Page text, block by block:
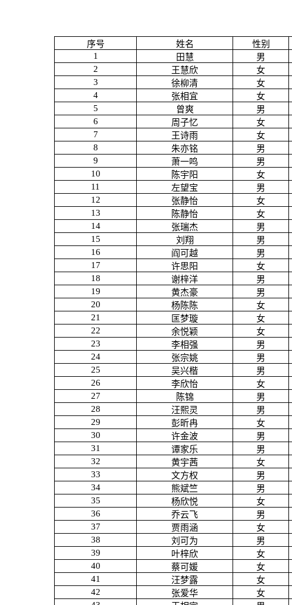
序号 姓名 性别
1
田慧 男
2
王慧欣 女
3
徐柳清 女
4
张相宜 女
5
曾爽 男
6
周子忆 女
7
王诗雨 女
8
朱亦铭 男
9
萧一鸣 男
10
陈宇阳 女
11
左望宝 男
12
张静怡 女
13
陈静怡 女
14
张瑞杰 男
15
刘翔 男
16
阎可越 男
17
许思阳 女
18
谢梓洋 男
19
黄杰豪 男
20
杨陈陈 女
21
匡梦璇 女
22
余悦颖 女
23
李相强 男
24
张宗姚 男
25
吴兴楷 男
26
李欣怡 女
27
陈锦 男
28
汪熙灵 男
29
彭昕冉 女
30
许金波 男
31
谭家乐 男
32
黄宇茜 女
33
文方权 男
34
熊斌竺 男
35
杨欣悦 女
36
乔云飞 男
37
贾雨涵 女
38
刘可为 男
39
叶梓欣 女
40
蔡可媛 女
41
汪梦露 女
42
张爱华 女